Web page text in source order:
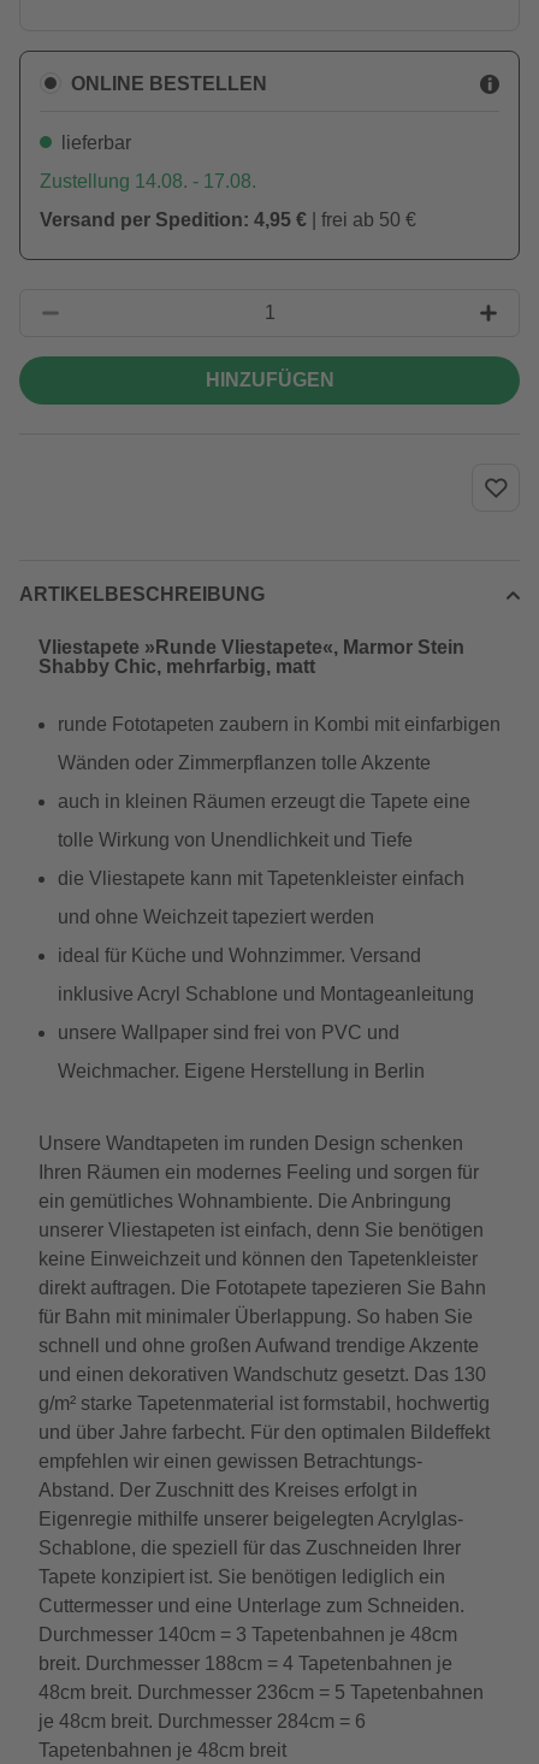
ONLINE BESTELLEN
lieferbar
Zustellung 14.08. - 17.08.
Versand per Spedition: 4,95 € | frei ab 50 €
HINZUFÜGEN
ARTIKELBESCHREIBUNG
Vliestapete »Runde Vliestapete«, Marmor Stein
Shabby Chic, mehrfarbig, matt
runde Fototapeten zaubern in Kombi mit einfarbigen
Wänden oder Zimmerpflanzen tolle Akzente
auch in kleinen Räumen erzeugt die Tapete eine
tolle Wirkung von Unendlichkeit und Tiefe
die Vliestapete kann mit Tapetenkleister einfach
und ohne Weichzeit tapeziert werden
ideal für Küche und Wohnzimmer. Versand
inklusive Acryl Schablone und Montageanleitung
unsere Wallpaper sind frei von PVC und
Weichmacher. Eigene Herstellung in Berlin
Unsere Wandtapeten im runden Design schenken
Ihren Räumen ein modernes Feeling und sorgen für
ein gemütliches Wohnambiente. Die Anbringung
unserer Vliestapeten ist einfach, denn Sie benötigen
keine Einweichzeit und können den Tapetenkleister
direkt auftragen. Die Fototapete tapezieren Sie Bahn
für Bahn mit minimaler Überlappung. So haben Sie
schnell und ohne großen Aufwand trendige Akzente
und einen dekorativen Wandschutz gesetzt. Das 130
g/m² starke Tapetenmaterial ist formstabil, hochwertig
und über Jahre farbecht. Für den optimalen Bildeffekt
empfehlen wir einen gewissen Betrachtungs-
Abstand. Der Zuschnitt des Kreises erfolgt in
Eigenregie mithilfe unserer beigelegten Acrylglas-
Schablone, die speziell für das Zuschneiden Ihrer
Tapete konzipiert ist. Sie benötigen lediglich ein
Cuttermesser und eine Unterlage zum Schneiden.
Durchmesser 140cm = 3 Tapetenbahnen je 48cm
breit. Durchmesser 188cm = 4 Tapetenbahnen je
48cm breit. Durchmesser 236cm = 5 Tapetenbahnen
je 48cm breit. Durchmesser 284cm = 6
Tapetenbahnen je 48cm breit